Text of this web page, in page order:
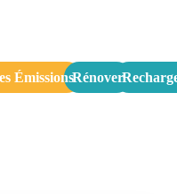
ÉmissionsRénover